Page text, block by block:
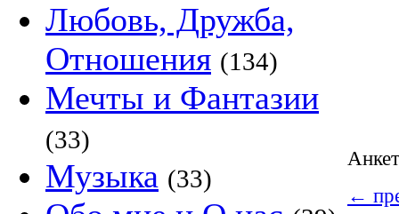
Любовь, Дружба,
Отношения (134)
Мечты и Фантазии
(33)
Музыка (33)
←